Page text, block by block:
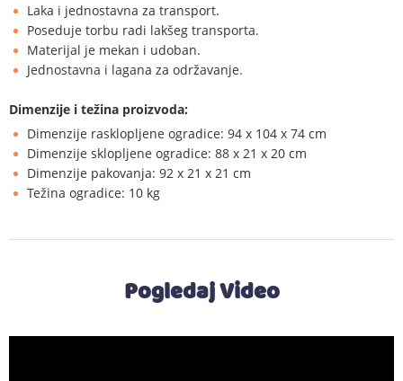
Laka i jednostavna za transport.
Poseduje torbu radi lakšeg transporta.
Materijal je mekan i udoban.
Jednostavna i lagana za održavanje.
Dimenzije i težina proizvoda:
Dimenzije rasklopljene ogradice: 94 x 104 x 74 cm
Dimenzije sklopljene ogradice: 88 x 21 x 20 cm
Dimenzije pakovanja: 92 x 21 x 21 cm
Težina ogradice: 10 kg
Pogledaj Video